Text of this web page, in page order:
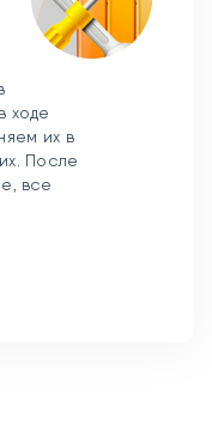
ходе
их в
После
все